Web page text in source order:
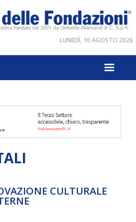
LUNEDÌ, 10 AGOSTO 2026
CULTURALE